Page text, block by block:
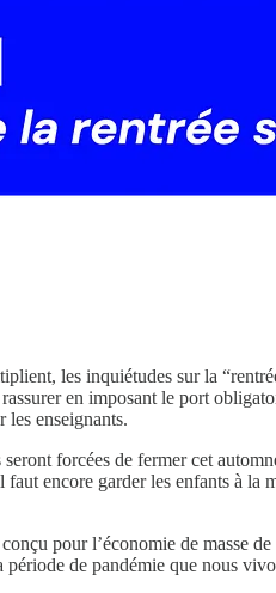
les inquiétudes sur la
en imposant le port
les enseignants.
forcées de fermer cet
encore garder les enfants à
pour l’économie de masse
période de pandémie que nous